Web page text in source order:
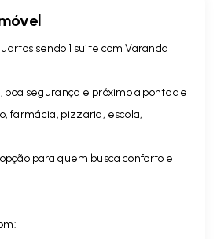
sendo 1 suite com Varanda
segurança e próximo a ponto de
farmácia, pizzaria, escola,
para quem busca conforto e